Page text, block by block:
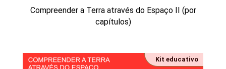
Compreender a Terra através do Espaço II (por
capítulos)
Kit educativo